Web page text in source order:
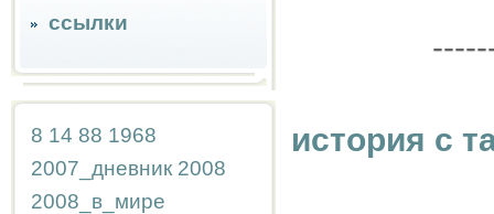
ссылки
8 14 88 1968
2007_дневник 2008
2008_в_мире
история с